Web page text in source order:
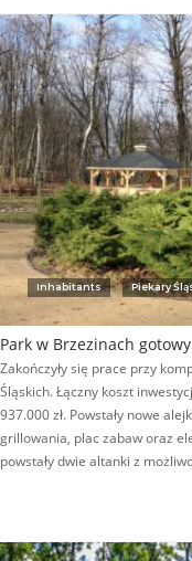
Inhabitants Piekary
Park w Brzezinach gotowy
Zakończyły się prace przy
Śląskich. Łączny koszt
937.000 zł. Powstały nowe
grillowania, plac zabaw oraz
powstały dwie altanki z